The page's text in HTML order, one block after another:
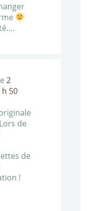
2
h 50
de
de
!